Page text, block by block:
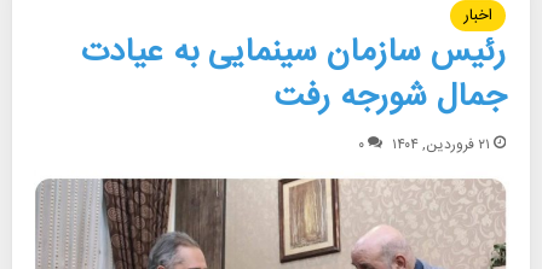
اخبار
رئیس سازمان سینمایی به عیادت
جمال شورجه رفت
۲۱ فروردین, ۱۴۰۴ ۰